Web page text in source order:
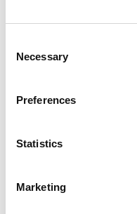
Selection
Necessary
Preferences
Statistics
Marketing
Wij verlenen onze
kunnen we naar het
icicom staat altijd voor
geleverde dienst.